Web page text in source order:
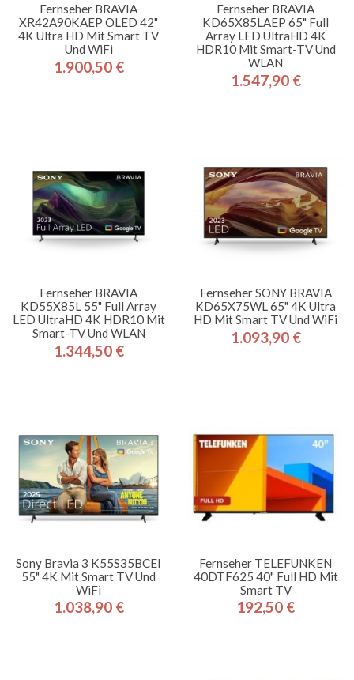
Fernseher BRAVIA
XR42A90KAEP OLED 42"
4K Ultra HD Mit Smart TV
Und WiFi
Preis
1.900,50 €
Fernseher BRAVIA
KD65X85LAEP 65" Full
Array LED UltraHD 4K
HDR10 Mit Smart-TV Und
WLAN
Preis
1.547,90 €
Fernseher BRAVIA
KD55X85L 55" Full Array
LED UltraHD 4K HDR10 Mit
Smart-TV Und WLAN
Preis
1.344,50 €
Fernseher SONY BRAVIA
KD65X75WL 65" 4K Ultra
HD Mit Smart TV Und WiFi
Preis
1.093,90 €
Sony Bravia 3 K55S35BCEI
55" 4K Mit Smart TV Und
WiFi
Preis
1.038,90 €
Fernseher TELEFUNKEN
40DTF625 40" Full HD Mit
Smart TV
Preis
192,50 €